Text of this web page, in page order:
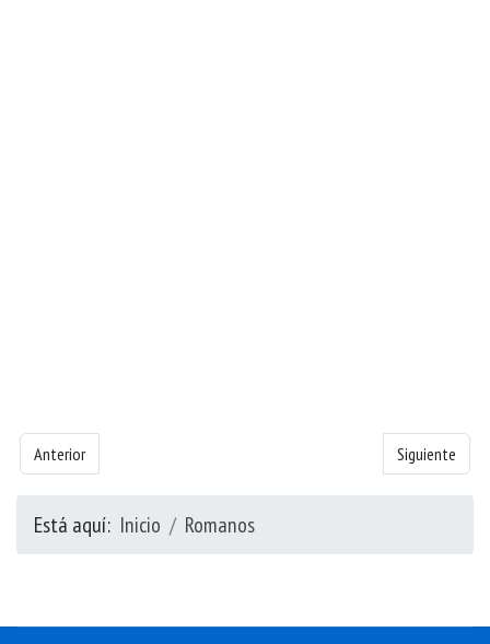
Artículo anterior: Libro de Romanos - Capítulo 2
Anterior Artículo
Siguiente
Está aquí: Inicio Romanos